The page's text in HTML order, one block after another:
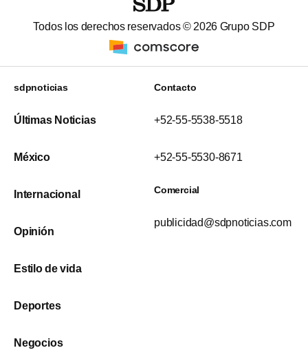
Todos los derechos reservados © 2026 Grupo SDP
sdpnoticias
Últimas Noticias
México
Internacional
Opinión
Estilo de vida
Deportes
Negocios
Contacto
+52-55-5538-5518
+52-55-5530-8671
Comercial
publicidad@sdpnoticias.com